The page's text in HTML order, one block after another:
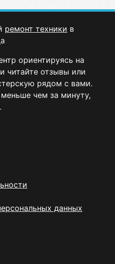
ремонт техники в
ориентируясь на
читайте отзывы или
рядом с вами.
чем за минуту,
данных